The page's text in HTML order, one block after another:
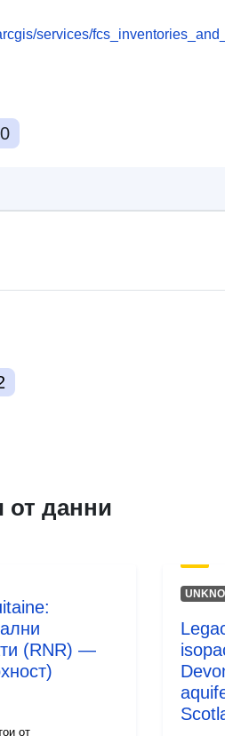
services/
0
от данни
(RNR) —
от